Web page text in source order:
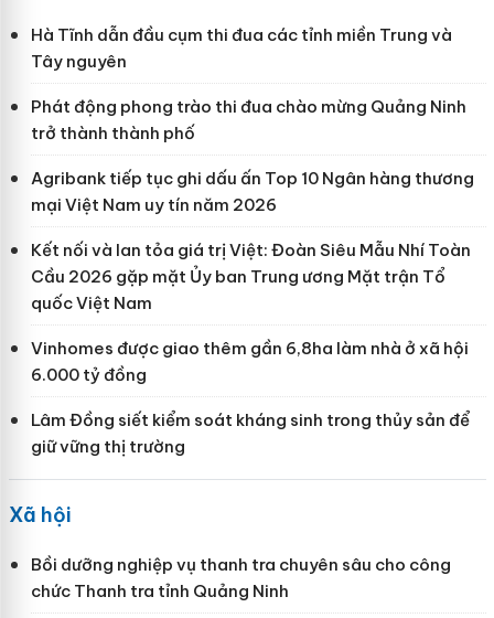
Hà Tĩnh dẫn đầu cụm thi đua các tỉnh miền Trung và
Tây nguyên
Phát động phong trào thi đua chào mừng Quảng Ninh
trở thành thành phố
Agribank tiếp tục ghi dấu ấn Top 10 Ngân hàng thương
mại Việt Nam uy tín năm 2026
Kết nối và lan tỏa giá trị Việt: Đoàn Siêu Mẫu Nhí Toàn
Cầu 2026 gặp mặt Ủy ban Trung ương Mặt trận Tổ
quốc Việt Nam
Vinhomes được giao thêm gần 6,8ha làm nhà ở xã hội
6.000 tỷ đồng
Lâm Đồng siết kiểm soát kháng sinh trong thủy sản để
giữ vững thị trường
Xã hội
Bồi dưỡng nghiệp vụ thanh tra chuyên sâu cho công
chức Thanh tra tỉnh Quảng Ninh